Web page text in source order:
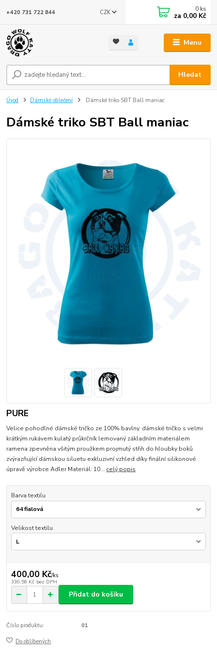
Menu
CZK
Hledat
+420 731 722 844 0 ks
za 0,00 Kč
Úvod Dámské oblečení Dámské triko SBT Ball maniac
Dámské triko SBT Ball maniac
PURE
Velice pohodlné dámské tričko ze 100% bavlny. dámské tričko s velmi
krátkým rukávem kulatý průkrčník lemovaný základním materiálem
ramena zpevněna všitým proužkem projmutý střih do hloubky boků
zvýrazňující dámskou siluetu exkluzivní vzhled díky finální silikonové
úpravě výrobce Adler Materiál: 10... celý popis
Barva textilu
Velikost textilu
400,00 Kč/ks
330,58 Kč bez DPH
Přidat do košíku
Číslo produktu: 01
Do oblíbených